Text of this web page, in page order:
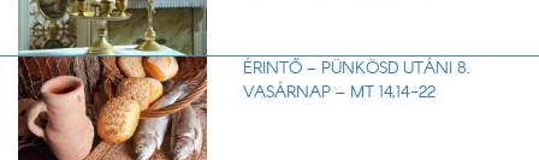
ÉRINTŐ – PÜNKÖSD UTÁNI 8.
VASÁRNAP – MT 14,14-22